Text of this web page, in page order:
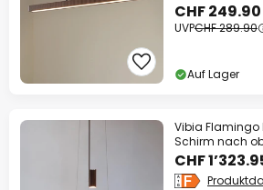
CHF 249.90
UVPCHF 289.90
Auf Lager
Vibia Flamingo
Schirm nach
CHF